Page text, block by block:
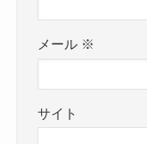
メール ※
サイト